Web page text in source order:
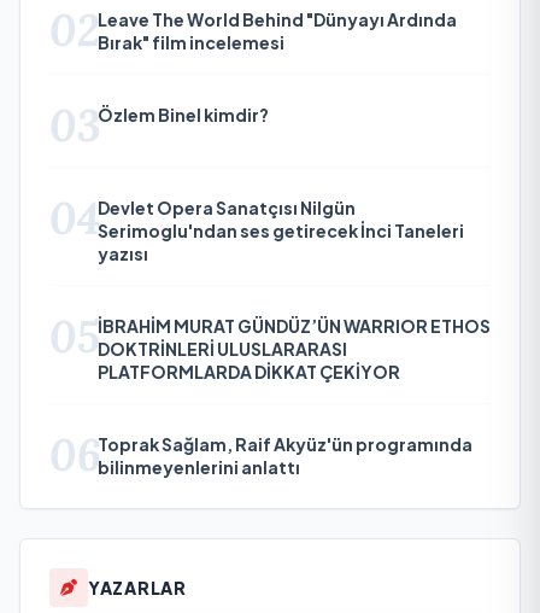
02Leave The World Behind "Dünyayı Ardında
Bırak" film incelemesi
03Özlem Binel kimdir?
04Devlet Opera Sanatçısı Nilgün
Serimoglu'ndan ses getirecek İnci Taneleri
yazısı
05İBRAHİM MURAT GÜNDÜZ’ÜN WARRIOR ETHOS
DOKTRİNLERİ ULUSLARARASI
PLATFORMLARDA DİKKAT ÇEKİYOR
06Toprak Sağlam, Raif Akyüz'ün programında
bilinmeyenlerini anlattı
YAZARLAR